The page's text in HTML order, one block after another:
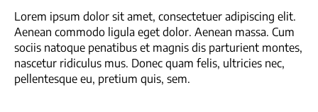
Lorem ipsum dolor sit amet, consectetuer adipiscing elit.
Aenean commodo ligula eget dolor. Aenean massa. Cum
sociis natoque penatibus et magnis dis parturient montes,
nascetur ridiculus mus. Donec quam felis, ultricies nec,
pellentesque eu, pretium quis, sem.